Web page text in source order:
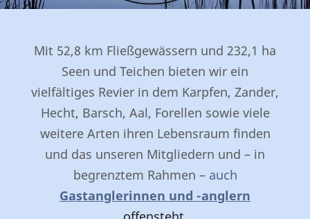
Mit 52,8 km Fließgewässern und 232,1 ha
Seen und Teichen bieten wir ein
vielfältiges Revier in dem Karpfen, Zander,
Hecht, Barsch, Aal, Forellen sowie viele
weitere Arten ihren Lebensraum finden
und das unseren Mitgliedern und – in
begrenztem Rahmen – auch
Gastanglerinnen und -anglern